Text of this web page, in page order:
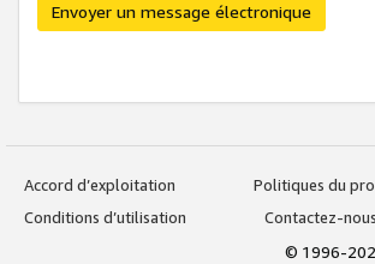
Envoyer un message électronique
Accord d’exploitation
Politiques du
Conditions d’utilisation
Contactez-nous
© 1996-